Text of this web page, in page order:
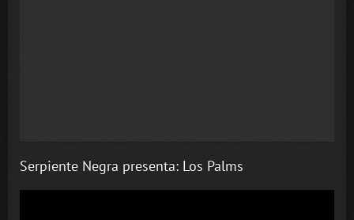
Serpiente Negra presenta: Los Palms